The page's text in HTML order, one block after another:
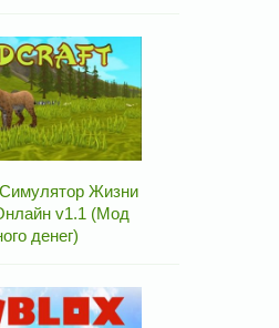
Жизни
v1.1 (Мод
денег)